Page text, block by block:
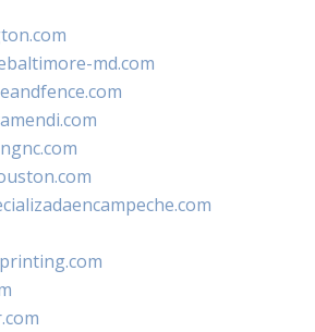
md.com